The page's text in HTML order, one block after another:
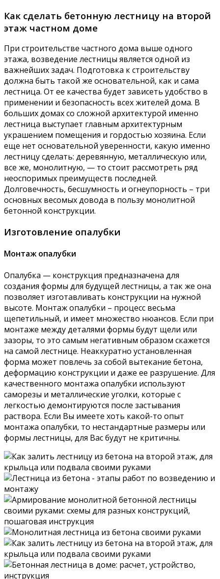
Как сделать бетонную лестницу на второй
этаж частном доме
При строительстве частного дома выше одного
этажа, возведение лестницы является одной из
важнейших задач. Подготовка к строительству
должна быть такой же основательной, как и сама
лестница. От ее качества будет зависеть удобство в
применении и безопасность всех жителей дома. В
больших домах со сложной архитектурой именно
лестница выступает главным архитектурным
украшением помещения и гордостью хозяина. Если
еще нет основательной уверенности, какую именно
лестницу сделать: деревянную, металлическую или,
все же, монолитную, — то стоит рассмотреть ряд
неоспоримых преимуществ последней.
Долговечность, бесшумность и огнеупорность – три
основных весомых довода в пользу монолитной
бетонной конструкции.
Изготовление опалубки
Монтаж опалубки
Опалубка — конструкция предназначена для
создания формы для будущей лестницы, а так же она
позволяет изготавливать конструкции на нужной
высоте. Монтаж опалубки – процесс весьма
щепетильный, и имеет множество нюансов. Если при
монтаже между деталями формы будут щели или
зазоры, то это самым негативным образом скажется
на самой лестнице. Неаккуратно установленная
форма может повлечь за собой вытекание бетона,
деформацию конструкции и даже ее разрушение. Для
качественного монтажа опалубки используют
саморезы и металлические уголки, которые с
легкостью демонтируются после застывания
раствора. Если Вы имеете хоть какой-то опыт
монтажа опалубки, то нестандартные размеры или
формы лестницы, для Вас будут не критичны.